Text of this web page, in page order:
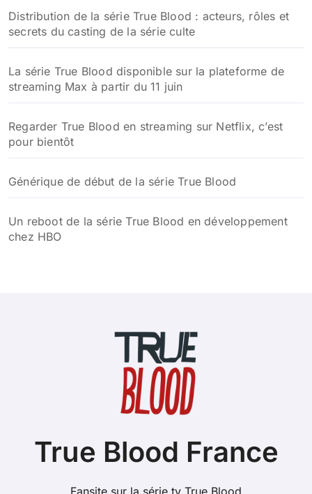
Distribution de la série True Blood : acteurs, rôles et
secrets du casting de la série culte
La série True Blood disponible sur la plateforme de
streaming Max à partir du 11 juin
Regarder True Blood en streaming sur Netflix, c’est
pour bientôt
Générique de début de la série True Blood
Un reboot de la série True Blood en développement
chez HBO
True Blood France
Fansite sur la série tv True Blood